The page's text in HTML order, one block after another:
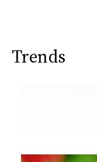
Trends